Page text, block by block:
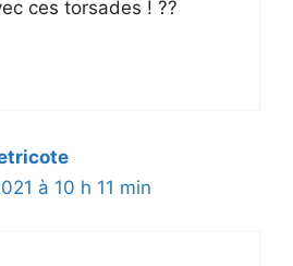
ces torsades ! ??
à 10 h 11 min